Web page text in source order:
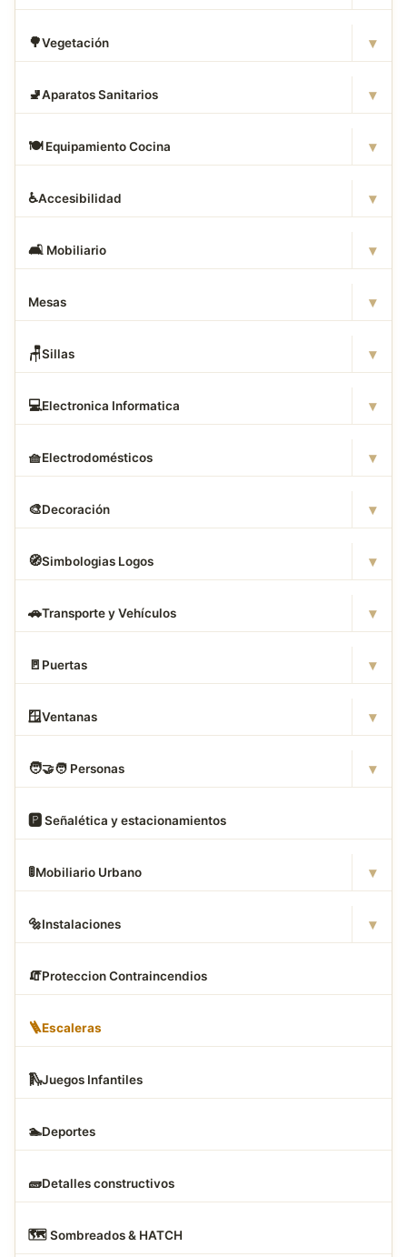
🌳Vegetación ▾
🚽Aparatos Sanitarios ▾
🍽️ Equipamiento Cocina ▾
♿Accesibilidad ▾
🛋 ️ Mobiliario ▾
Mesas ▾
🪑Sillas ▾
💻Electronica Informatica ▾
🧺Electrodomésticos ▾
🎨Decoración ▾
🧭Simbologias Logos ▾
🚗Transporte y Vehículos ▾
🚪 Puertas ▾
🪟Ventanas ▾
🧑‍🤝‍🧑 Personas ▾
🅿️ Señalética y estacionamientos
🚦Mobiliario Urbano ▾
🔩Instalaciones ▾
🧯Proteccion Contraincendios
🪜Escaleras
🛝Juegos Infantiles
🏊Deportes
🧱Detalles constructivos
🗺️ Sombreados & HATCH